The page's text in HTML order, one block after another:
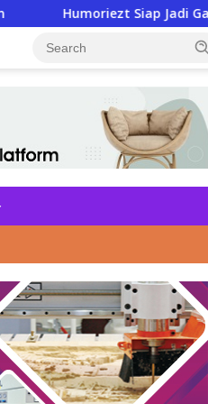
Siap Jadi Garda Depan Jaga